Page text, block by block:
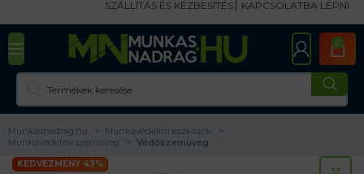
SZÁLLÍTÁS ÉS KÉZBESÍTÉS KAPCSOLATBA LÉPNI
0
Munkasnadrag.hu
Munkavédelmi eszközök
Munkavédelmi szemüveg
Védőszemüveg
KEDVEZMÉNY 43%